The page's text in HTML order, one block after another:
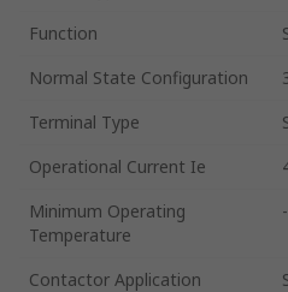
Function
Normal State Configuration
Terminal Type
Operational Current Ie
Minimum Operating
Temperature
Contactor Application